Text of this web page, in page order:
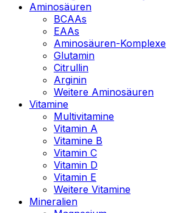
Aminosäuren
BCAAs
EAAs
Aminosäuren-Komplexe
Glutamin
Citrullin
Arginin
Weitere Aminosäuren
Vitamine
Multivitamine
Vitamin A
Vitamine B
Vitamin C
Vitamin D
Vitamin E
Weitere Vitamine
Mineralien